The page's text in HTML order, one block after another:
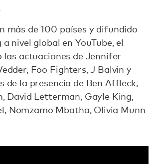
más de 100 países y difundido
nivel global en YouTube, el
las actuaciones de Jennifer
Foo Fighters, J Balvin y
de la presencia de Ben Affleck,
David Letterman, Gayle King,
Nomzamo Mbatha, Olivia Munn